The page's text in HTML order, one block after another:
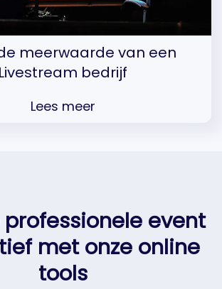
meerwaarde van een
Livestream bedrijf
Lees meer
professionele event
met onze online
tools